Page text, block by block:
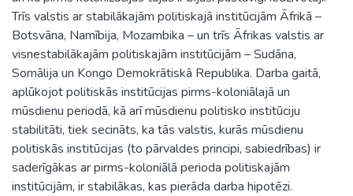
Trīs valstis ar stabilākajām politiskajā institūcijām Āfrikā –
Botsvāna, Namībija, Mozambika – un trīs Āfrikas valstis ar
visnestabilākajām politiskajām institūcijām – Sudāna,
Somālija un Kongo Demokrātiskā Republika. Darba gaitā,
aplūkojot politiskās institūcijas pirms-koloniālajā un
mūsdienu periodā, kā arī mūsdienu politisko institūciju
stabilitāti, tiek secināts, ka tās valstis, kurās mūsdienu
politiskās institūcijas (to pārvaldes principi, sabiedrības) ir
saderīgākas ar pirms-koloniālā perioda politiskajām
institūcijām, ir stabilākas, kas pierāda darba hipotēzi.